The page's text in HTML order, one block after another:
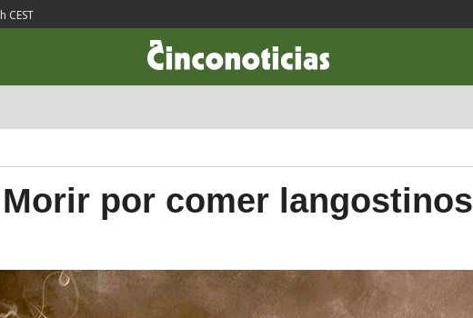
h CEST
Morir por comer langostinos